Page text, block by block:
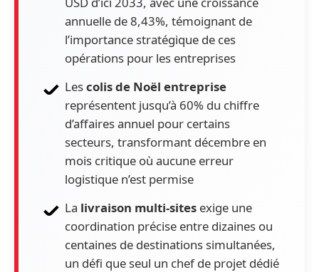
annuelle de 8,43%, témoignant de
l’importance stratégique de ces
opérations pour les entreprises
Lescolis de Noël entreprise
représentent jusqu’à 60% du chiffre
d’affaires annuel pour certains
secteurs, transformant décembre en
mois critique où aucune erreur
logistique n’est permise
La livraison multi-sites exige une
coordination précise entre dizaines ou
centaines de destinations simultanées,
un défi que seul un chef de projet dédié